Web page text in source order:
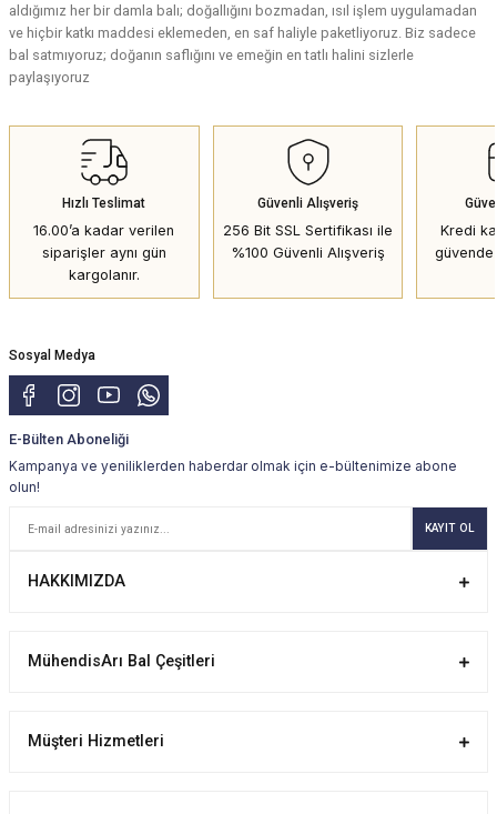
aldığımız her bir damla balı; doğallığını bozmadan, ısıl işlem uygulamadan
ve hiçbir katkı maddesi eklemeden, en saf haliyle paketliyoruz. Biz sadece
bal satmıyoruz; doğanın saflığını ve emeğin en tatlı halini sizlerle
paylaşıyoruz
Hızlı Teslimat
16.00’a kadar verilen
siparişler aynı gün
kargolanır.
Güvenli Alışveriş
256 Bit SSL Sertifikası ile
%100 Güvenli Alışveriş
Kredi
güvende
Sosyal Medya
E-Bülten Aboneliği
Kampanya ve yeniliklerden haberdar olmak için e-bültenimize abone
olun!
KAYIT OL
HAKKIMIZDA
MühendisArı Bal Çeşitleri
Müşteri Hizmetleri